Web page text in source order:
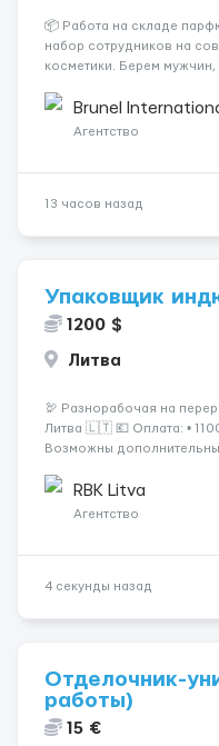
📦 Работа на складе
набор сотрудников на
косметики. Берем
обучают уже после
собирать заказы, сортиро...
Brunel
Агентство
13 часов назад
Упаковщик
1200 $
Литва
🦃 Разнорабочая на
Литва 🇱🇹 💶 Оплата: •
Возможны
с 06:00 (иногда с 07:00...
RBK Litva
Агентство
4 секунды назад
Отделочник-
работы)
15 €